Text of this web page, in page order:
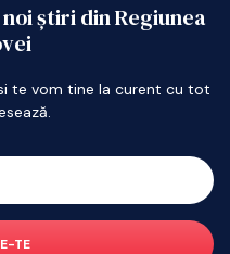
știri din Regiunea
te vom tine la curent cu tot
TE